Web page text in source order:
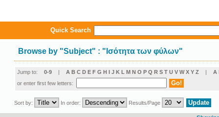
Quick Search
Browse by "Subject" : "Ισότητα των φύλων"
Jump to: 0-9 | A B C D E F G H I J K L M N O P Q R S T U V W X Y Z | Α
or enter first few letters:
Sort by: In order: Results/Page